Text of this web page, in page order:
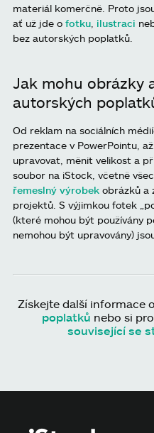
materiál komerčně. Proto
ať už jde o fotku ilustraci
bez autorských poplatků.
Jak mohu obrázky
autorských
Od reklam na sociálních
prezentace v PowerPointu,
upravovat, měnit velikost a
soubor na iStock, včetně
řemeslný výrobek obrázků a
projektů. S výjimkou fotek
(které mohou být používány
nemohou být upravovány)
Získejte další informace o
poplatků nebo si
související se